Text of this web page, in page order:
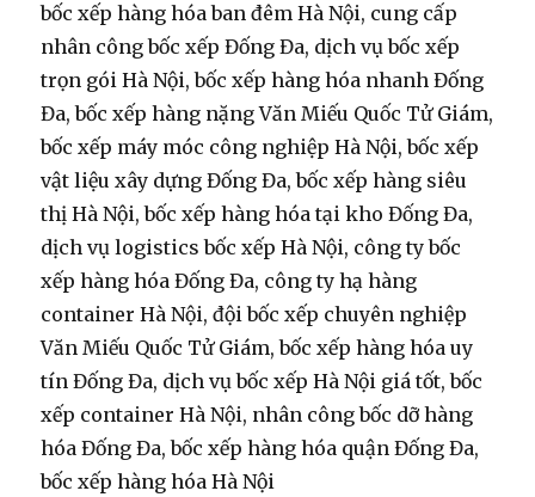
bốc xếp hàng hóa ban đêm Hà Nội, cung cấp
nhân công bốc xếp Đống Đa, dịch vụ bốc xếp
trọn gói Hà Nội, bốc xếp hàng hóa nhanh Đống
Đa, bốc xếp hàng nặng Văn Miếu Quốc Tử Giám,
bốc xếp máy móc công nghiệp Hà Nội, bốc xếp
vật liệu xây dựng Đống Đa, bốc xếp hàng siêu
thị Hà Nội, bốc xếp hàng hóa tại kho Đống Đa,
dịch vụ logistics bốc xếp Hà Nội, công ty bốc
xếp hàng hóa Đống Đa, công ty hạ hàng
container Hà Nội, đội bốc xếp chuyên nghiệp
Văn Miếu Quốc Tử Giám, bốc xếp hàng hóa uy
tín Đống Đa, dịch vụ bốc xếp Hà Nội giá tốt, bốc
xếp container Hà Nội, nhân công bốc dỡ hàng
hóa Đống Đa, bốc xếp hàng hóa quận Đống Đa,
bốc xếp hàng hóa Hà Nội